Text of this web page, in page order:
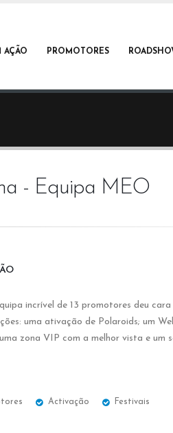
AÇÃO PROMOTORES
- Equipa MEO
incrível de 13 promotores deu cara
uma ativação de Polaroids; um
zona VIP com a melhor vista e um
Activação Festivais